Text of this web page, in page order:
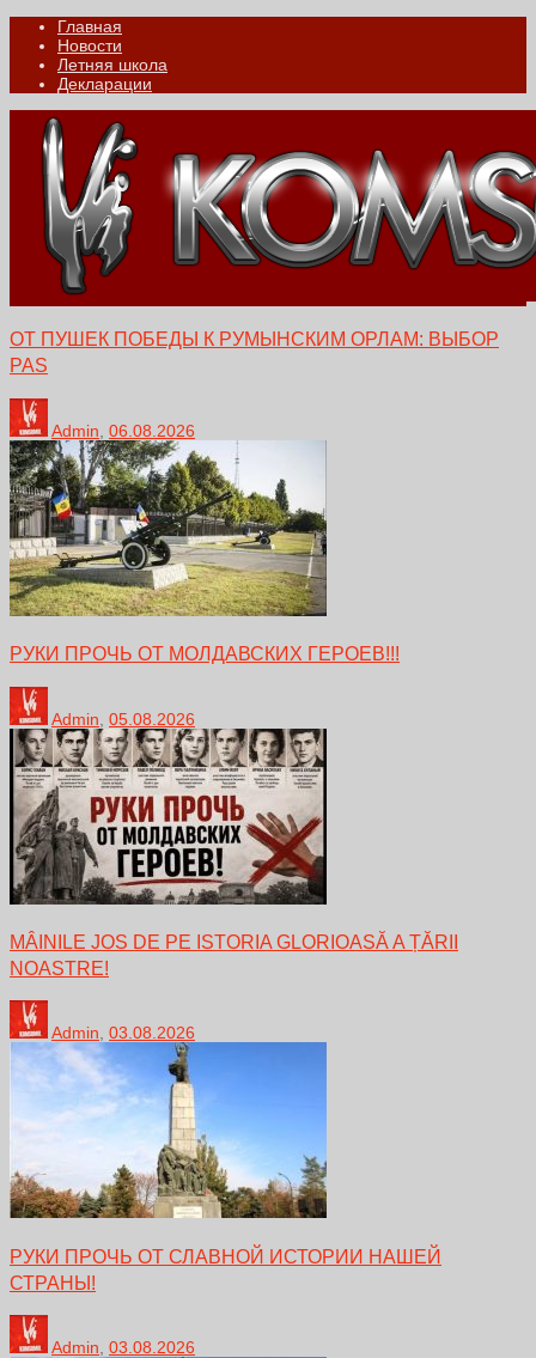
Главная
Новости
Летняя школа
Декларации
ОТ ПУШЕК ПОБЕДЫ К РУМЫНСКИМ ОРЛАМ: ВЫБОР
PAS
Admin 06.08.2026
РУКИ ПРОЧЬ ОТ МОЛДАВСКИХ ГЕРОЕВ!!!
Admin 05.08.2026
MÂINILE JOS DE PE ISTORIA GLORIOASĂ A ȚĂRII
NOASTRE!
Admin, 03.08.2026
РУКИ ПРОЧЬ ОТ СЛАВНОЙ ИСТОРИИ НАШЕЙ
СТРАНЫ!
Admin 03.08.2026